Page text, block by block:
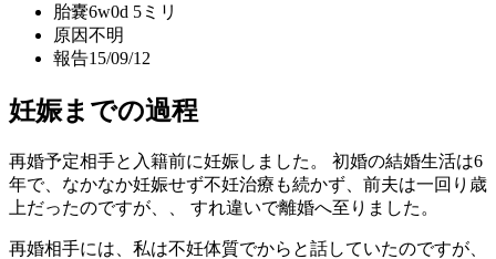
胎嚢6w0d 5ミリ
原因不明
報告15/09/12
妊娠までの過程
再婚予定相手と入籍前に妊娠しました。 初婚の結婚生活は6
年で、なかなか妊娠せず不妊治療も続かず、前夫は一回り歳
上だったのですが、、 すれ違いで離婚へ至りました。
再婚相手には、私は不妊体質でからと話していたのですが、